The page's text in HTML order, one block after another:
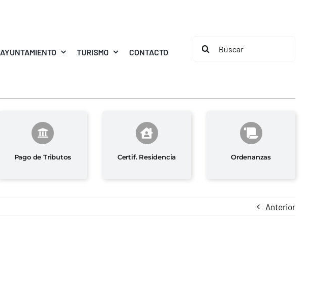
AYUNTAMIENTO TURISMO CONTACTO
Buscar:
Pago de Tributos Certif. Residencia Ordenanzas
Anterior